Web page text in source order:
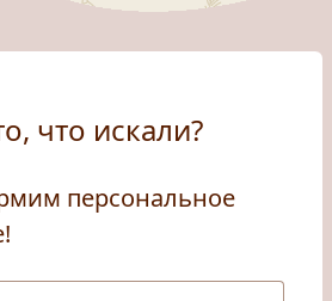
что искали?
персональное